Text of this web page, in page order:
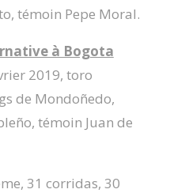
témoin Pepe Moral.
à Bogota
2019, toro
de Mondoñedo,
témoin Juan de
31 corridas, 30